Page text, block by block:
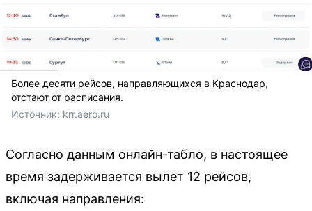
Более десяти рейсов, направляющихся в Краснодар,
отстают от расписания.
Источник: krr.aero.ru
Согласно данным онлайн-табло, в настоящее
время задерживается вылет 12 рейсов,
включая направления: